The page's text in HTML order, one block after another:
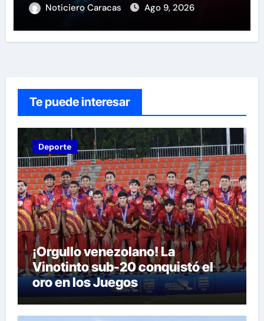
Noticiero Caracas Ago 9, 2026
Te puede interesar
Deporte
¡Orgullo venezolano! La
Vinotinto sub-20 conquistó el
oro en los Juegos
Centroamericanos y del Caribe
tras unos dramáticos penales